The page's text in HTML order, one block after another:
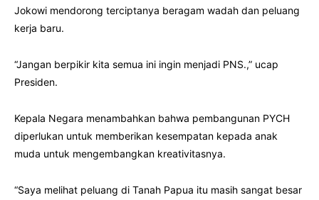
Jokowi mendorong terciptanya beragam wadah dan peluang
kerja baru.
“Jangan berpikir kita semua ini ingin menjadi PNS.,” ucap
Presiden.
Kepala Negara menambahkan bahwa pembangunan PYCH
diperlukan untuk memberikan kesempatan kepada anak
muda untuk mengembangkan kreativitasnya.
“Saya melihat peluang di Tanah Papua itu masih sangat besar